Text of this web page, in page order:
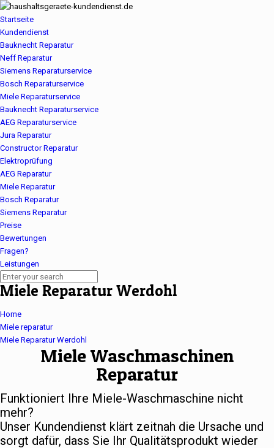
Startseite
Kundendienst
Bauknecht Reparatur
Neff Reparatur
Siemens Reparaturservice
Bosch Reparaturservice
Miele Reparaturservice
Bauknecht Reparaturservice
AEG Reparaturservice
Jura Reparatur
Constructor Reparatur
Elektroprüfung
AEG Reparatur
Miele Reparatur
Bosch Reparatur
Siemens Reparatur
Preise
Bewertungen
Fragen?
Leistungen
Miele Reparatur Werdohl
Home
Miele reparatur
Miele Reparatur Werdohl
Miele Waschmaschinen
Reparatur
Funktioniert Ihre Miele-Waschmaschine nicht
mehr?
Unser Kundendienst klärt zeitnah die Ursache und
sorgt dafür, dass Sie Ihr Qualitätsprodukt wieder